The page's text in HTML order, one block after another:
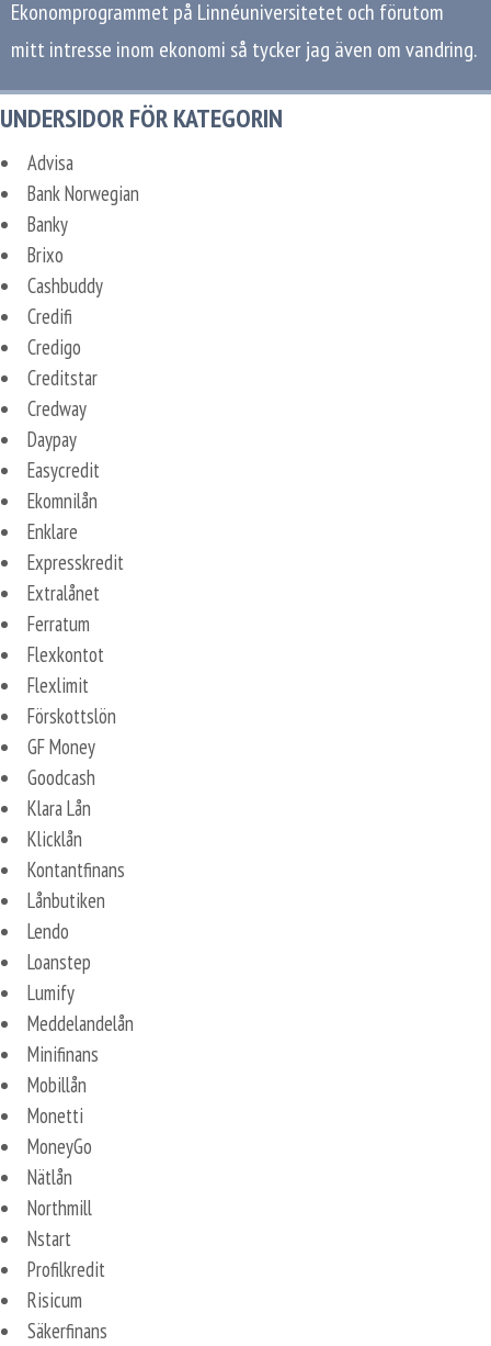
Ekonomprogrammet på Linnéuniversitetet och förutom
mitt intresse inom ekonomi så tycker jag även om vandring.
UNDERSIDOR FÖR KATEGORIN
Advisa
Bank Norwegian
Banky
Brixo
Cashbuddy
Credifi
Credigo
Creditstar
Credway
Daypay
Easycredit
Ekomnilån
Enklare
Expresskredit
Extralånet
Ferratum
Flexkontot
Flexlimit
Förskottslön
GF Money
Goodcash
Klara Lån
Klicklån
Kontantfinans
Lånbutiken
Lendo
Loanstep
Lumify
Meddelandelån
Minifinans
Mobillån
Monetti
MoneyGo
Nätlån
Northmill
Nstart
Profilkredit
Risicum
Säkerfinans